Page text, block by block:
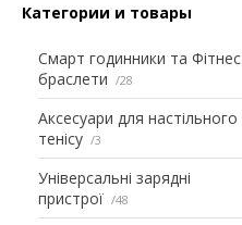
Категории и товары
Смарт годинники та Фітнес
браслети
28
Аксесуари для настільного
тенісу
3
Універсальні зарядні
пристрої
48